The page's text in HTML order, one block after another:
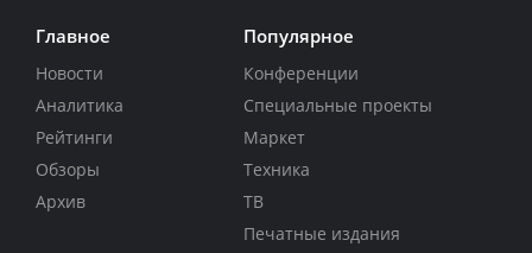
Главное
Новости
Аналитика
Рейтинги
Обзоры
Архив
Популярное
Конференции
Специальные проекты
Маркет
Техника
ТВ
Печатные издания